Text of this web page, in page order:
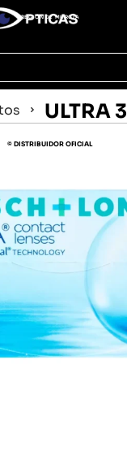
REGIÓN DE MURCIA
ULTRA 3
© DISTRIBUIDOR OFICIAL